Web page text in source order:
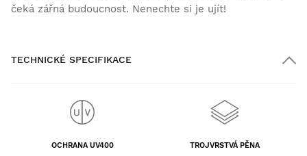
čeká zářná budoucnost. Nenechte si je ujít!
TECHNICKÉ SPECIFIKACE
OCHRANA UV400 TROJVRSTVÁ PĚNA